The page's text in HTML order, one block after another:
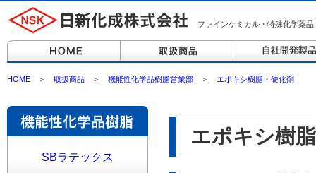
ファインケミカル・特殊化学薬
HOME ＞ 取扱商品 ＞ 機能性化学品樹脂営業部 ＞ エポキシ樹脂・硬化剤
SBラテックス
エポキシ樹